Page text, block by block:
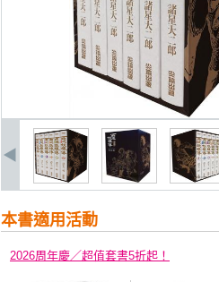
本書適用活動
2026周年慶／超值套書5折起！